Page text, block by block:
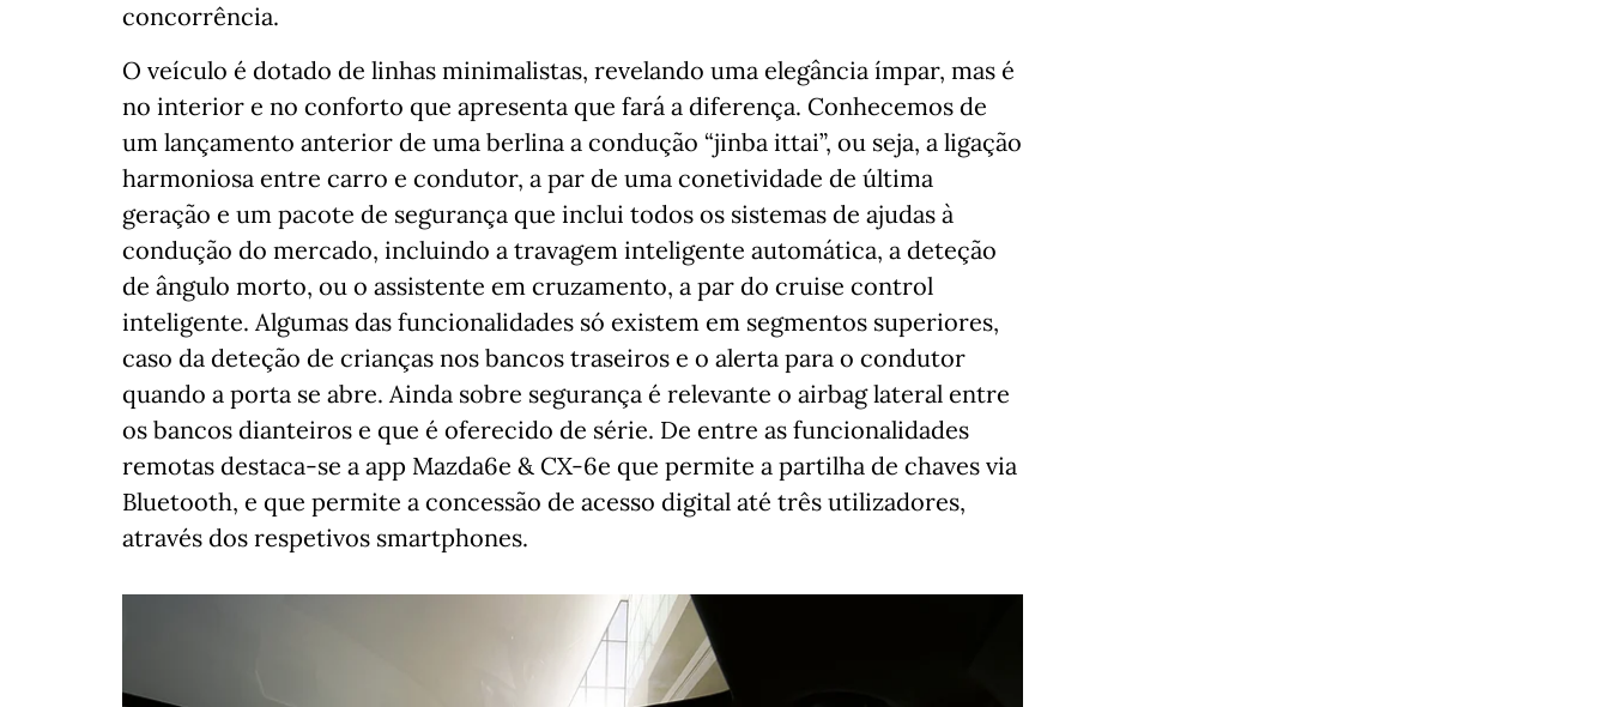
concorrência.
O veículo é dotado de linhas minimalistas, revelando uma elegância ímpar, mas é
no interior e no conforto que apresenta que fará a diferença. Conhecemos de
um lançamento anterior de uma berlina a condução “jinba ittai”, ou seja, a ligação
harmoniosa entre carro e condutor, a par de uma conetividade de última
geração e um pacote de segurança que inclui todos os sistemas de ajudas à
condução do mercado, incluindo a travagem inteligente automática, a deteção
de ângulo morto, ou o assistente em cruzamento, a par do cruise control
inteligente. Algumas das funcionalidades só existem em segmentos superiores,
caso da deteção de crianças nos bancos traseiros e o alerta para o condutor
quando a porta se abre. Ainda sobre segurança é relevante o airbag lateral entre
os bancos dianteiros e que é oferecido de série. De entre as funcionalidades
remotas destaca-se a app Mazda6e & CX-6e que permite a partilha de chaves via
Bluetooth, e que permite a concessão de acesso digital até três utilizadores,
através dos respetivos smartphones.